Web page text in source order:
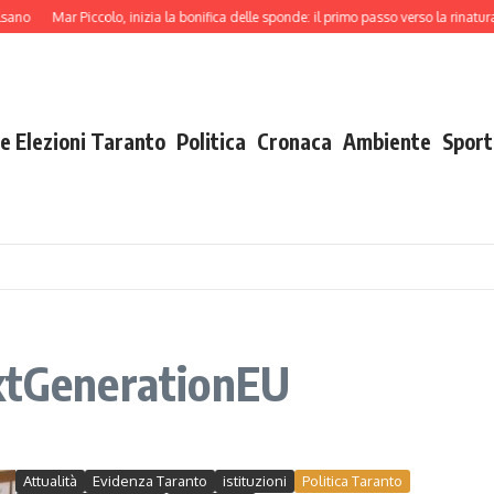
Mar Piccolo, inizia la bonifica delle sponde: il primo passo verso la
Elezioni Taranto Politica Cronaca Ambiente Sport
Attualità Evidenza Taranto istituzioni
Politica Taranto